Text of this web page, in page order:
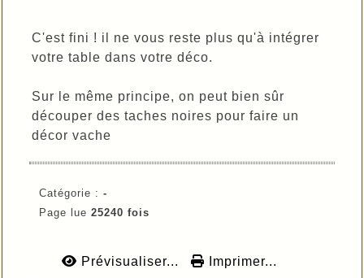
C'est fini ! il ne vous reste plus qu'à intégrer
votre table dans votre déco.
Sur le même principe, on peut bien sûr
découper des taches noires pour faire un
décor vache
Catégorie : -
Page lue 25240 fois
Prévisualiser... Imprimer...